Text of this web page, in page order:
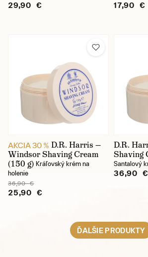
29,90 € 17,90 €
AKCIA 30 % D.R. Harris —
Windsor Shaving Cream
(150 g) Kráľovský krém na
holenie
36,90 €
25,90 €
D.R.
Shaving
Santalový
36,90 €
ĎALŠIE PRODUKTY